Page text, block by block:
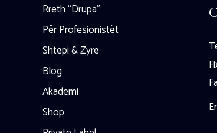
Rreth “Drupa”
Për Profesionistët
Shtëpi & Zyrë
Blog
Akademi
Shop